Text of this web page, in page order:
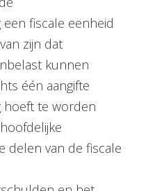
fiscale eenheid
zijn dat
kunnen
één aangifte
hoeft te worden
delen van de fiscale